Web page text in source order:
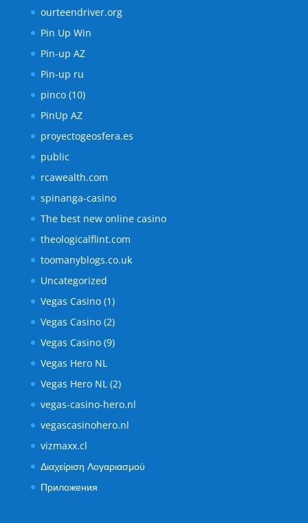
ourteendriver.org
Pin Up Win
Pin-up AZ
Pin-up ru
pinco (10)
PinUp AZ
proyectogeosfera.es
public
rcawealth.com
spinanga-casino
The best new online casino
theologicalflint.com
toomanyblogs.co.uk
Uncategorized
Vegas Casino (1)
Vegas Casino (2)
Vegas Casino (9)
Vegas Hero NL
Vegas Hero NL (2)
vegas-casino-hero.nl
vegascasinohero.nl
vizmaxx.cl
Διαχείριση Λογαριασμού
Приложения